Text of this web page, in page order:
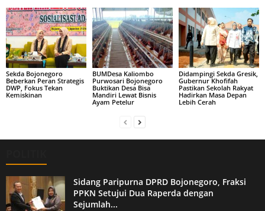
Sekda Bojonegoro
Beberkan Peran Strategis
DWP, Fokus Tekan
Kemiskinan
BUMDesa Kaliombo
Purwosari Bojonegoro
Buktikan Desa Bisa
Mandiri Lewat Bisnis
Ayam Petelur
Didampingi Sekda Gresik,
Gubernur Khofifah
Pastikan Sekolah Rakyat
Hadirkan Masa Depan
Lebih Cerah
Sidang Paripurna DPRD Bojonegoro, Fraksi
PPKN Setujui Dua Raperda dengan
Sejumlah...